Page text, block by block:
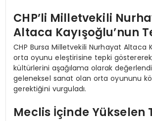
CHP’li Milletvekili
Altaca Kayışoğlu’nun
CHP Bursa Milletvekili Nurhayat Altaca
orta oyunu eleştirisine tepki
kültürlerini aşağılama olarak
geleneksel sanat olan orta oyununu
gerektiğini vurguladı.
Meclis İçinde Yükselen